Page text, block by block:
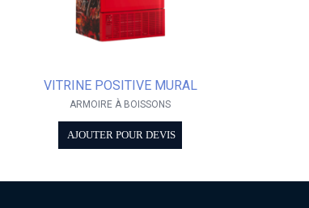
VITRINE POSITIVE MURAL
ARMOIRE À BOISSONS
AJOUTER POUR DEVIS